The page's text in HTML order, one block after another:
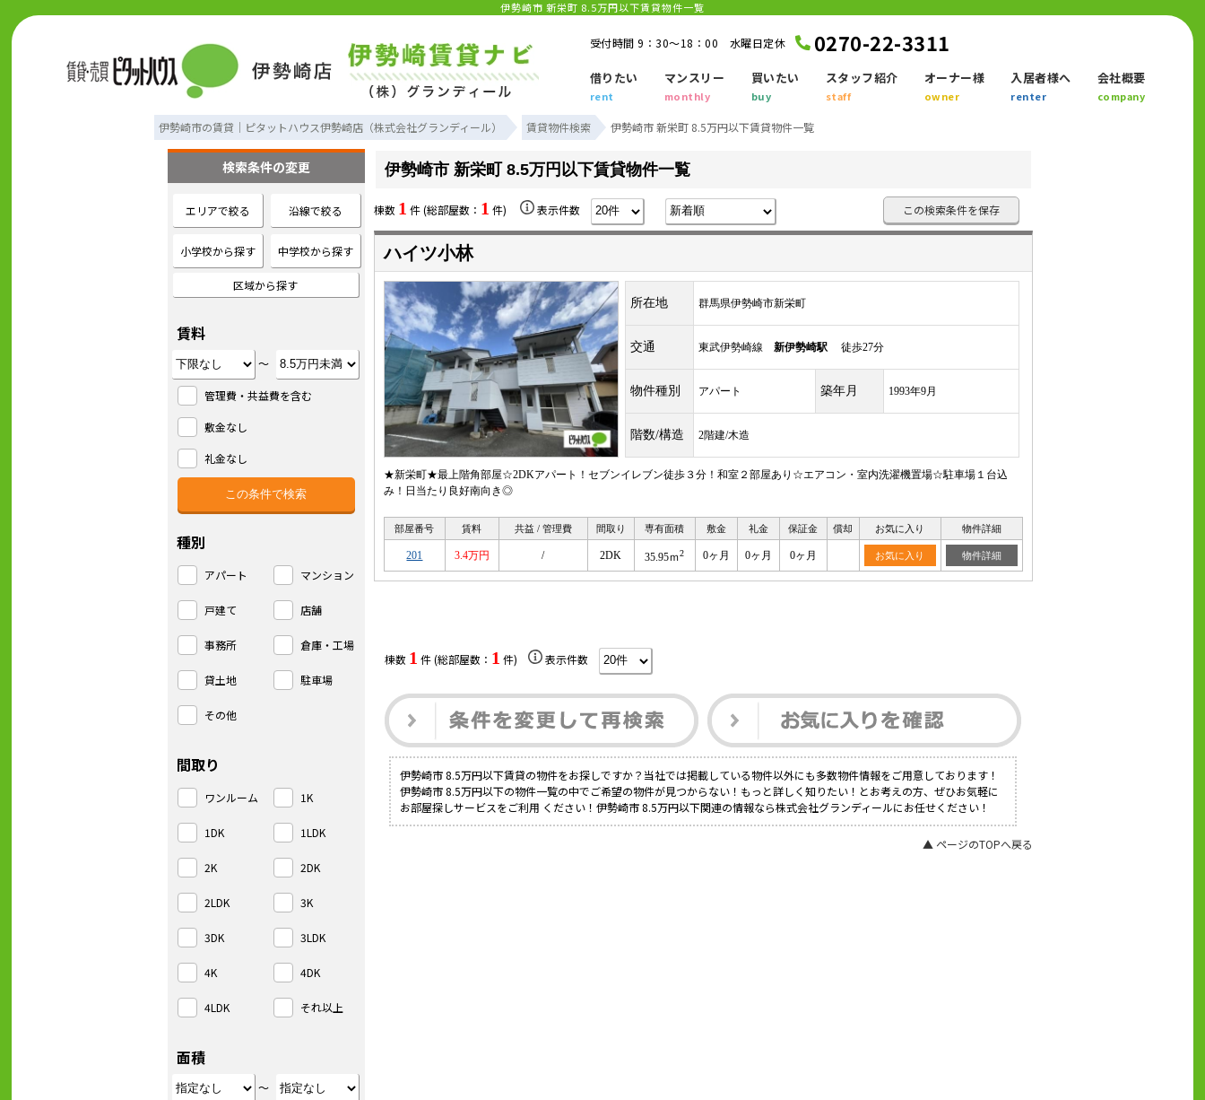
伊勢崎市 新栄町 8.5万円以下賃貸物件一覧
受付時間 9：30～18：00 水曜日定休 0270-22-3311
借りたい
rent
マンスリー
monthly
買いたい
buy
スタッフ紹介
staff
オーナー様
owner
入居者様へ
renter
会社概要
company
伊勢崎市の賃貸｜ピタットハウス伊勢崎店（株式会社グランディール） 賃貸物件検索 伊勢崎市 新栄町 8.5万円以下賃貸物件一覧
伊勢崎市 新栄町 8.5万円以下賃貸物件一覧
棟数 1 件 (総部屋数： 1 件) 表示件数 この検索条件を保存
ハイツ小林
所在地 群馬県伊勢崎市新栄町
交通 東武伊勢崎線 新伊勢崎駅徒歩27分
物件種別 アパート 築年月 1993年9月
階数/構造 2階建/木造
★新栄町★最上階角部屋☆2DKアパート！セブンイレブン徒歩３分！和室２部屋あり☆エアコン・室内洗濯機置場☆駐車場１台込
み！日当たり良好南向き◎
部屋番号 賃料 共益 / 管理費 間取り 専有面積 敷金 礼金 保証金 償却 お気に入り 物件詳細
201 3.4万円 / 2DK 35.95ｍ2 0ヶ月 0ヶ月 0ヶ月 お気に入り 物件詳細
棟数 1 件 (総部屋数： 1 件) 表示件数
伊勢崎市 8.5万円以下賃貸の物件をお探しですか？当社では掲載している物件以外にも多数物件情報をご用意しております！
伊勢崎市 8.5万円以下の物件一覧の中でご希望の物件が見つからない！もっと詳しく知りたい！とお考えの方、ぜひお気軽に
お部屋探しサービスをご利用 ください！伊勢崎市 8.5万円以下関連の情報なら株式会社グランディールにお任せください！
▲ ページのTOPへ戻る
検索条件の変更
エリアで絞る 沿線で絞る
小学校から探す 中学校から探す
区域から探す
賃料
～
管理費・共益費を含む
敷金なし
礼金なし
種別
アパート マンション
戸建て 店舗
事務所 倉庫・工場
貸土地 駐車場
その他
間取り
ワンルーム 1K
1DK 1LDK
2K 2DK
2LDK 3K
3DK 3LDK
4K 4DK
4LDK それ以上
面積
～